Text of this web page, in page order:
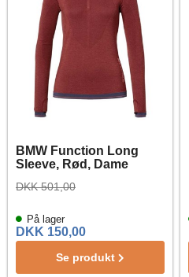
BMW Function Long
Sleeve, Rød, Dame
På lager
DKK 501,00
DKK 150,00
Se produkt